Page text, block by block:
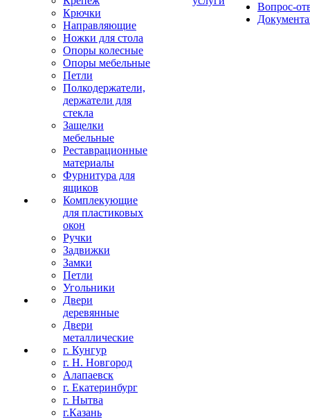
Крючки
Направляющие
Ножки для стола
Опоры колесные
Опоры мебельные
Петли
Полкодержатели,
держатели для
стекла
Защелки
мебельные
Реставрационные
материалы
Фурнитура для
ящиков
Комплекующие
для пластиковых
окон
Ручки
Задвижки
Замки
Петли
Угольники
Двери
деревянные
Двери
металлические
г. Кунгур
г. Н. Новгород
Алапаевск
г. Екатеринбург
г. Нытва
г.Казань
Вопрос-